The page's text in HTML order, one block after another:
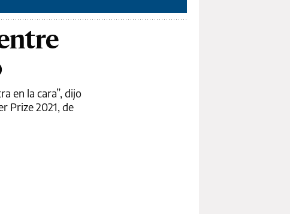
en la cara”, dijo
Prize 2021, de